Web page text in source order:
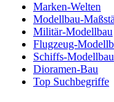
Marken-Welten
Modellbau-
Militär-Modellbau
Flugzeug-
Schiffs-Modellbau
Dioramen-Bau
Top Suchbegriffe